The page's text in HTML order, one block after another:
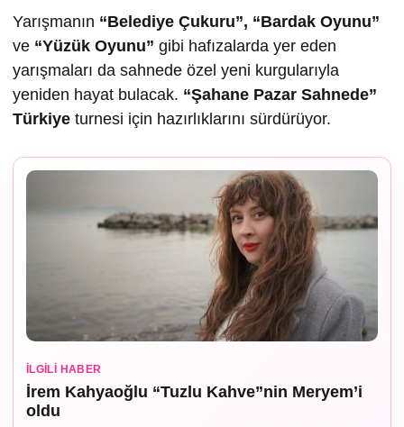
Yarışmanın “Belediye Çukuru”, “Bardak Oyunu”
ve “Yüzük Oyunu” gibi hafızalarda yer eden
yarışmaları da sahnede özel yeni kurgularıyla
yeniden hayat bulacak. “Şahane Pazar Sahnede”
Türkiye turnesi için hazırlıklarını sürdürüyor.
İLGILI HABER
İrem Kahyaoğlu “Tuzlu Kahve”nin Meryem’i
oldu